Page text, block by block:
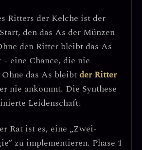
Ritters der Kelche ist der
den das As der Münzen
den Ritter bleibt das As
eine Chance, die nie
das As bleibtder Ritter
nie ankommt. Die Synthese
Leidenschaft.
Rat ist es, eine „Zwei-
zu implementieren. Phase 1